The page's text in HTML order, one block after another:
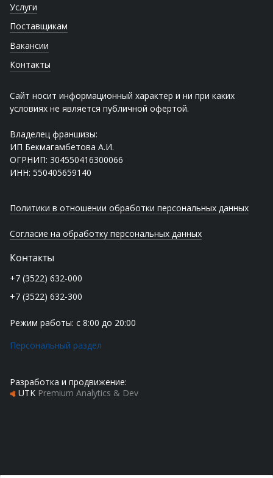
Услуги
Поставщикам
Вакансии
Контакты
Сайт носит информационный характер и ни при каких
условиях не является публичной офертой.
Владелец франшизы:
ИП Бекмагамбетова А.И.
ОГРНИП: 304550416300066
ИНН: 550405659140
Политики в отношении обработки персональных данных
Согласие на обработку персональных данных
Контакты
+7 (3522) 632-000
+7 (3522) 632-300
Режим работы: с 8:00 до 20:00
Персональный раздел
Разработка и продвижение:
UTK Premium Analytics & Dev